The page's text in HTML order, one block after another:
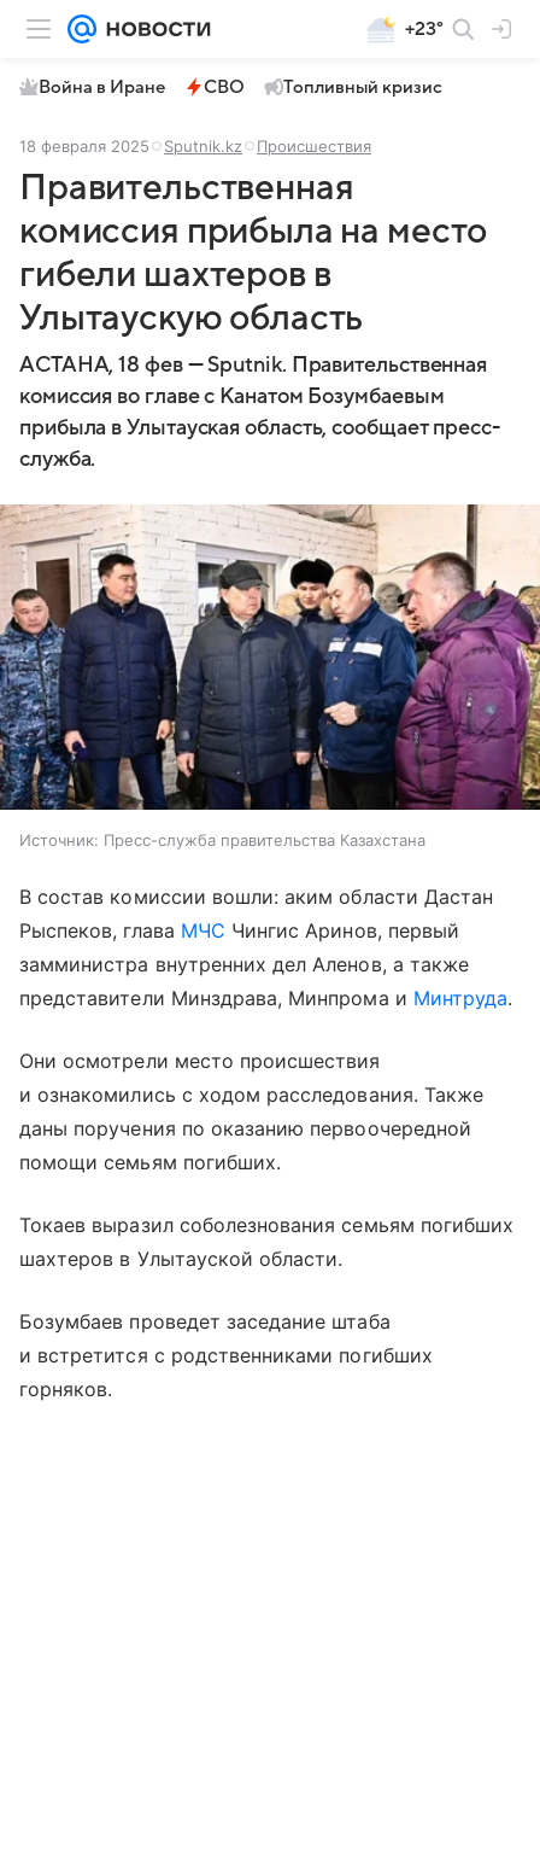
+23°
Война в Иране СВО Топливный кризис
18 февраля 2025 Sputnik.kz Происшествия
Правительственная
комиссия прибыла на место
гибели шахтеров в
Улытаускую область
АСТАНА, 18 фев — Sputnik. Правительственная
комиссия во главе с Канатом Бозумбаевым
прибыла в Улытауская область, сообщает пресс-
служба.
Источник: Пресс-служба правительства Казахстана
В состав комиссии вошли: аким области Дастан
Рыспеков, глава МЧС Чингис Аринов, первый
замминистра внутренних дел Аленов, а также
представители Минздрава, Минпрома и Минтруда.
Они осмотрели место происшествия
и ознакомились с ходом расследования. Также
даны поручения по оказанию первоочередной
помощи семьям погибших.
Токаев выразил соболезнования семьям погибших
шахтеров в Улытауской области.
Бозумбаев проведет заседание штаба
и встретится с родственниками погибших
горняков.